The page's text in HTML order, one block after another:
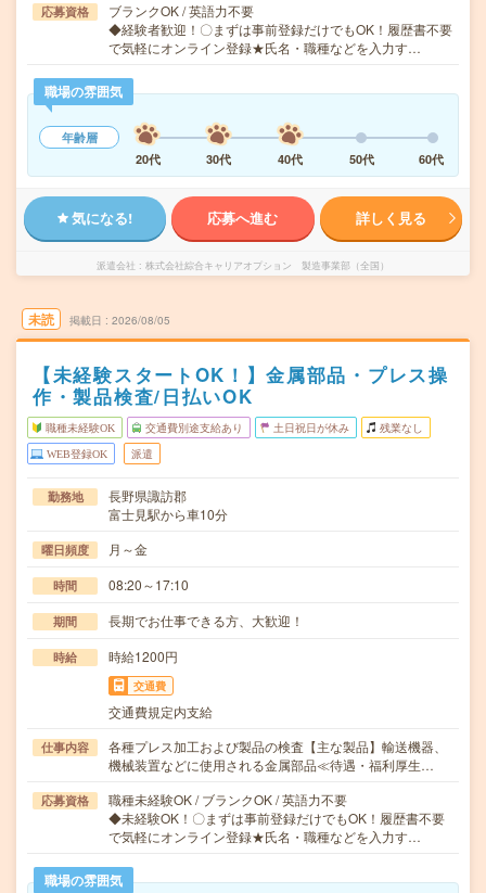
応募資格
ブランクOK / 英語力不要
◆経験者歓迎！〇まずは事前登録だけでもOK！履歴書不要
で気軽にオンライン登録★氏名・職種などを入力す…
職場の雰囲気
年齢層
20代
30代 40代 50代 60代
気になる! 応募へ進む 詳しく見る
派遣会社 株式会社綜合キャリアオプション 製造事業部（全国）
未読 掲載日 2026/08/05
【未経験スタートOK！】金属部品・プレス操
作・製品検査/日払いOK
職種未経験OK 交通費別途支給あり 土日祝日が休み 残業なし
WEB登録OK 派遣
勤務地
長野県諏訪郡
富士見駅から車10分
曜日頻度 月～金
時間 08:20～17:10
期間 長期でお仕事できる方、大歓迎！
時給 時給1200円
交通費
交通費規定内支給
仕事内容
各種プレス加工および製品の検査【主な製品】輸送機器、
機械装置などに使用される金属部品≪待遇・福利厚生…
応募資格
職種未経験OK / ブランクOK / 英語力不要
◆未経験OK！〇まずは事前登録だけでもOK！履歴書不要
で気軽にオンライン登録★氏名・職種などを入力す…
職場の雰囲気